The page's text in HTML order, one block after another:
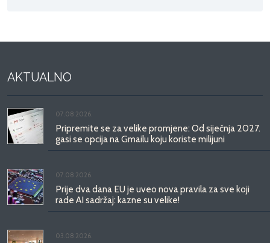
AKTUALNO
07.08.2026.
Pripremite se za velike promjene: Od siječnja 2027.
gasi se opcija na Gmailu koju koriste milijuni
07.08.2026.
Prije dva dana EU je uveo nova pravila za sve koji
rade AI sadržaj: kazne su velike!
03.08.2026.